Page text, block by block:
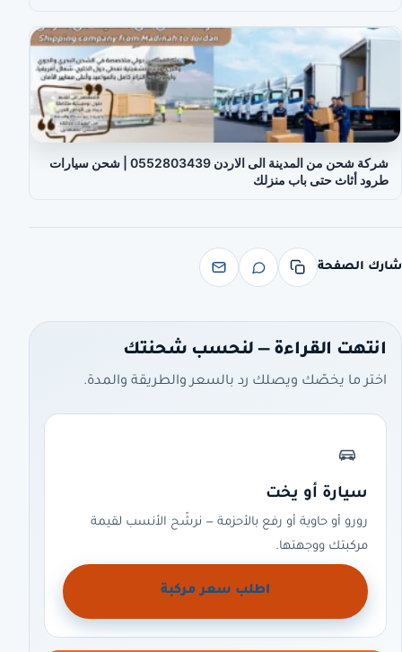
شركة شحن من المدينة الى الاردن 0552803439 | شحن سيارات
طرود أثاث حتى باب منزلك
شارك الصفحة
انتهت القراءة — لنحسب شحنتك
اختر ما يخصّك ويصلك رد بالسعر والطريقة والمدة.
سيارة أو يخت
رورو أو حاوية أو رفع بالأحزمة — نرشّح الأنسب لقيمة
مركبتك ووجهتها.
اطلب سعر مركبة